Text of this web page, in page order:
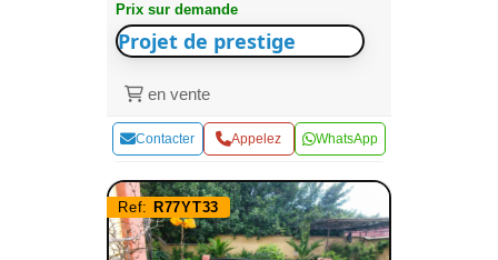
Prix sur demande
Projet de prestige
en vente
Contacter Appelez WhatsApp
Ref: R77YT33